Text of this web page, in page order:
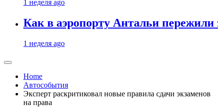
1 неделя ago
Как в аэропорту Антальи
1 неделя ago
Home
Автособытия
Эксперт раскритиковал новые правила сдачи экзаменов
на права